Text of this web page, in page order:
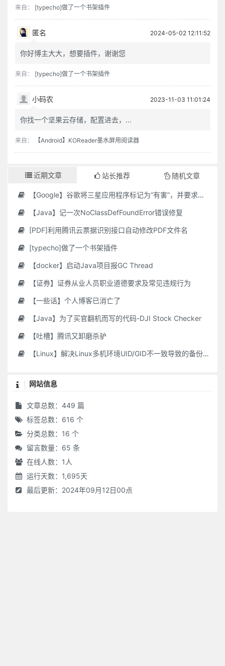
来自： [typecho]做了一个书架插件
匿名 2024-05-02 12:11:52
你好博主大大，想要插件，谢谢您
来自： [typecho]做了一个书架插件
小码农 2023-11-03 11:01:24
你找一个坚果云存储，配置进去，...
来自： 【Android】KOReader墨水屏用阅读器
近期文章 站长推荐 随机文章
【Google】谷歌将三星应用程序标记为“有害”，并要求用户删除它们
【Java】记一次NoClassDefFoundError错误修复
[PDF]利用腾讯云票据识别接口自动修改PDF文件名
[typecho]做了一个书架插件
【docker】启动Java项目报GC Thread
【证券】证券从业人员职业道德要求及常见违规行为
【一些话】个人博客已消亡了
【Java】为了买官翻机而写的代码-DJI Stock Checker
【吐槽】腾讯又卸磨杀驴
【Linux】解决Linux多机环境UID/GID不一致导致的备份权限问题
网站信息
文章总数：449 篇
标签总数：616 个
分类总数：16 个
留言数量：65 条
在线人数： 1 人
运行天数：1,695天
最后更新：2024年09月12日00点